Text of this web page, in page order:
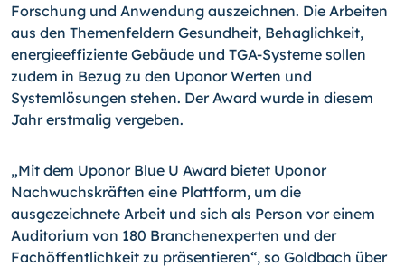
Forschung und Anwendung auszeichnen. Die Arbeiten
aus den The­menfeldern Gesundheit, Behaglichkeit,
energieeffiziente Gebäude und TGA-Systeme sollen
zudem in Bezug zu den Uponor Werten und
Systemlösungen stehen. Der Award wurde in diesem
Jahr erstmalig vergeben.
„Mit dem Uponor Blue U Award bietet Uponor
Nachwuchskräften eine Plattform, um die
ausgezeichnete Arbeit und sich als Person vor einem
Auditorium von 180 Branchenex­perten und der
Fachöffentlichkeit zu präsentieren“, so Goldbach über